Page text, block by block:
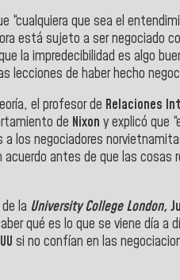
“cualquiera que sea el
está sujeto a ser negociado
la impredecibilidad es algo
lecciones de haber hecho
el profesor de Relaciones
de Nixon y explicó que
a los negociadores
acuerdo antes de que las cosas
de la University College London,
qué es lo que se viene día
si no confían en las